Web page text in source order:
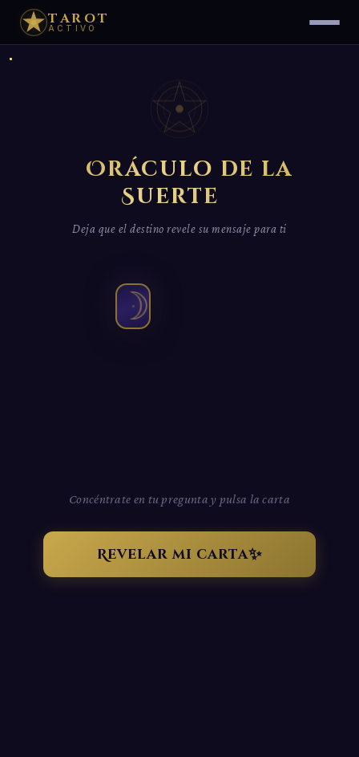
TAROT
ACTIVO
Oráculo de la
Suerte
Deja que el destino revele su mensaje para ti
☽
Concéntrate en tu pregunta y pulsa la carta
Revelar mi carta✨